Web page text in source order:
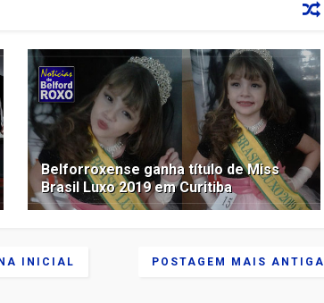
Belforroxense ganha título de Miss
Brasil Luxo 2019 em Curitiba
POSTAGEM MAIS ANTIGA
INICIAL